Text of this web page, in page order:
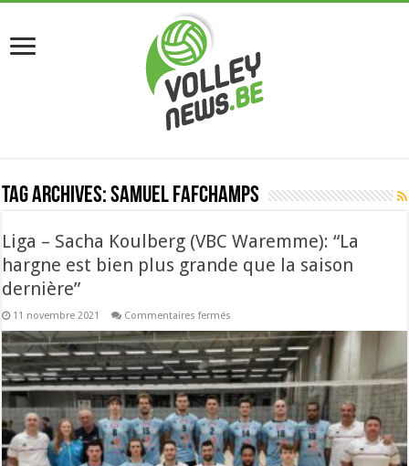
Tag Archives:Samuel Fafchamps
Liga – Sacha Koulberg (VBC Waremme): “La
hargne est bien plus grande que la saison
dernière”
11 novembre 2021 Commentaires fermés
–
Sacha
Koulberg
(VBC
Waremme):
“La
hargne
est
bien
plus
grande